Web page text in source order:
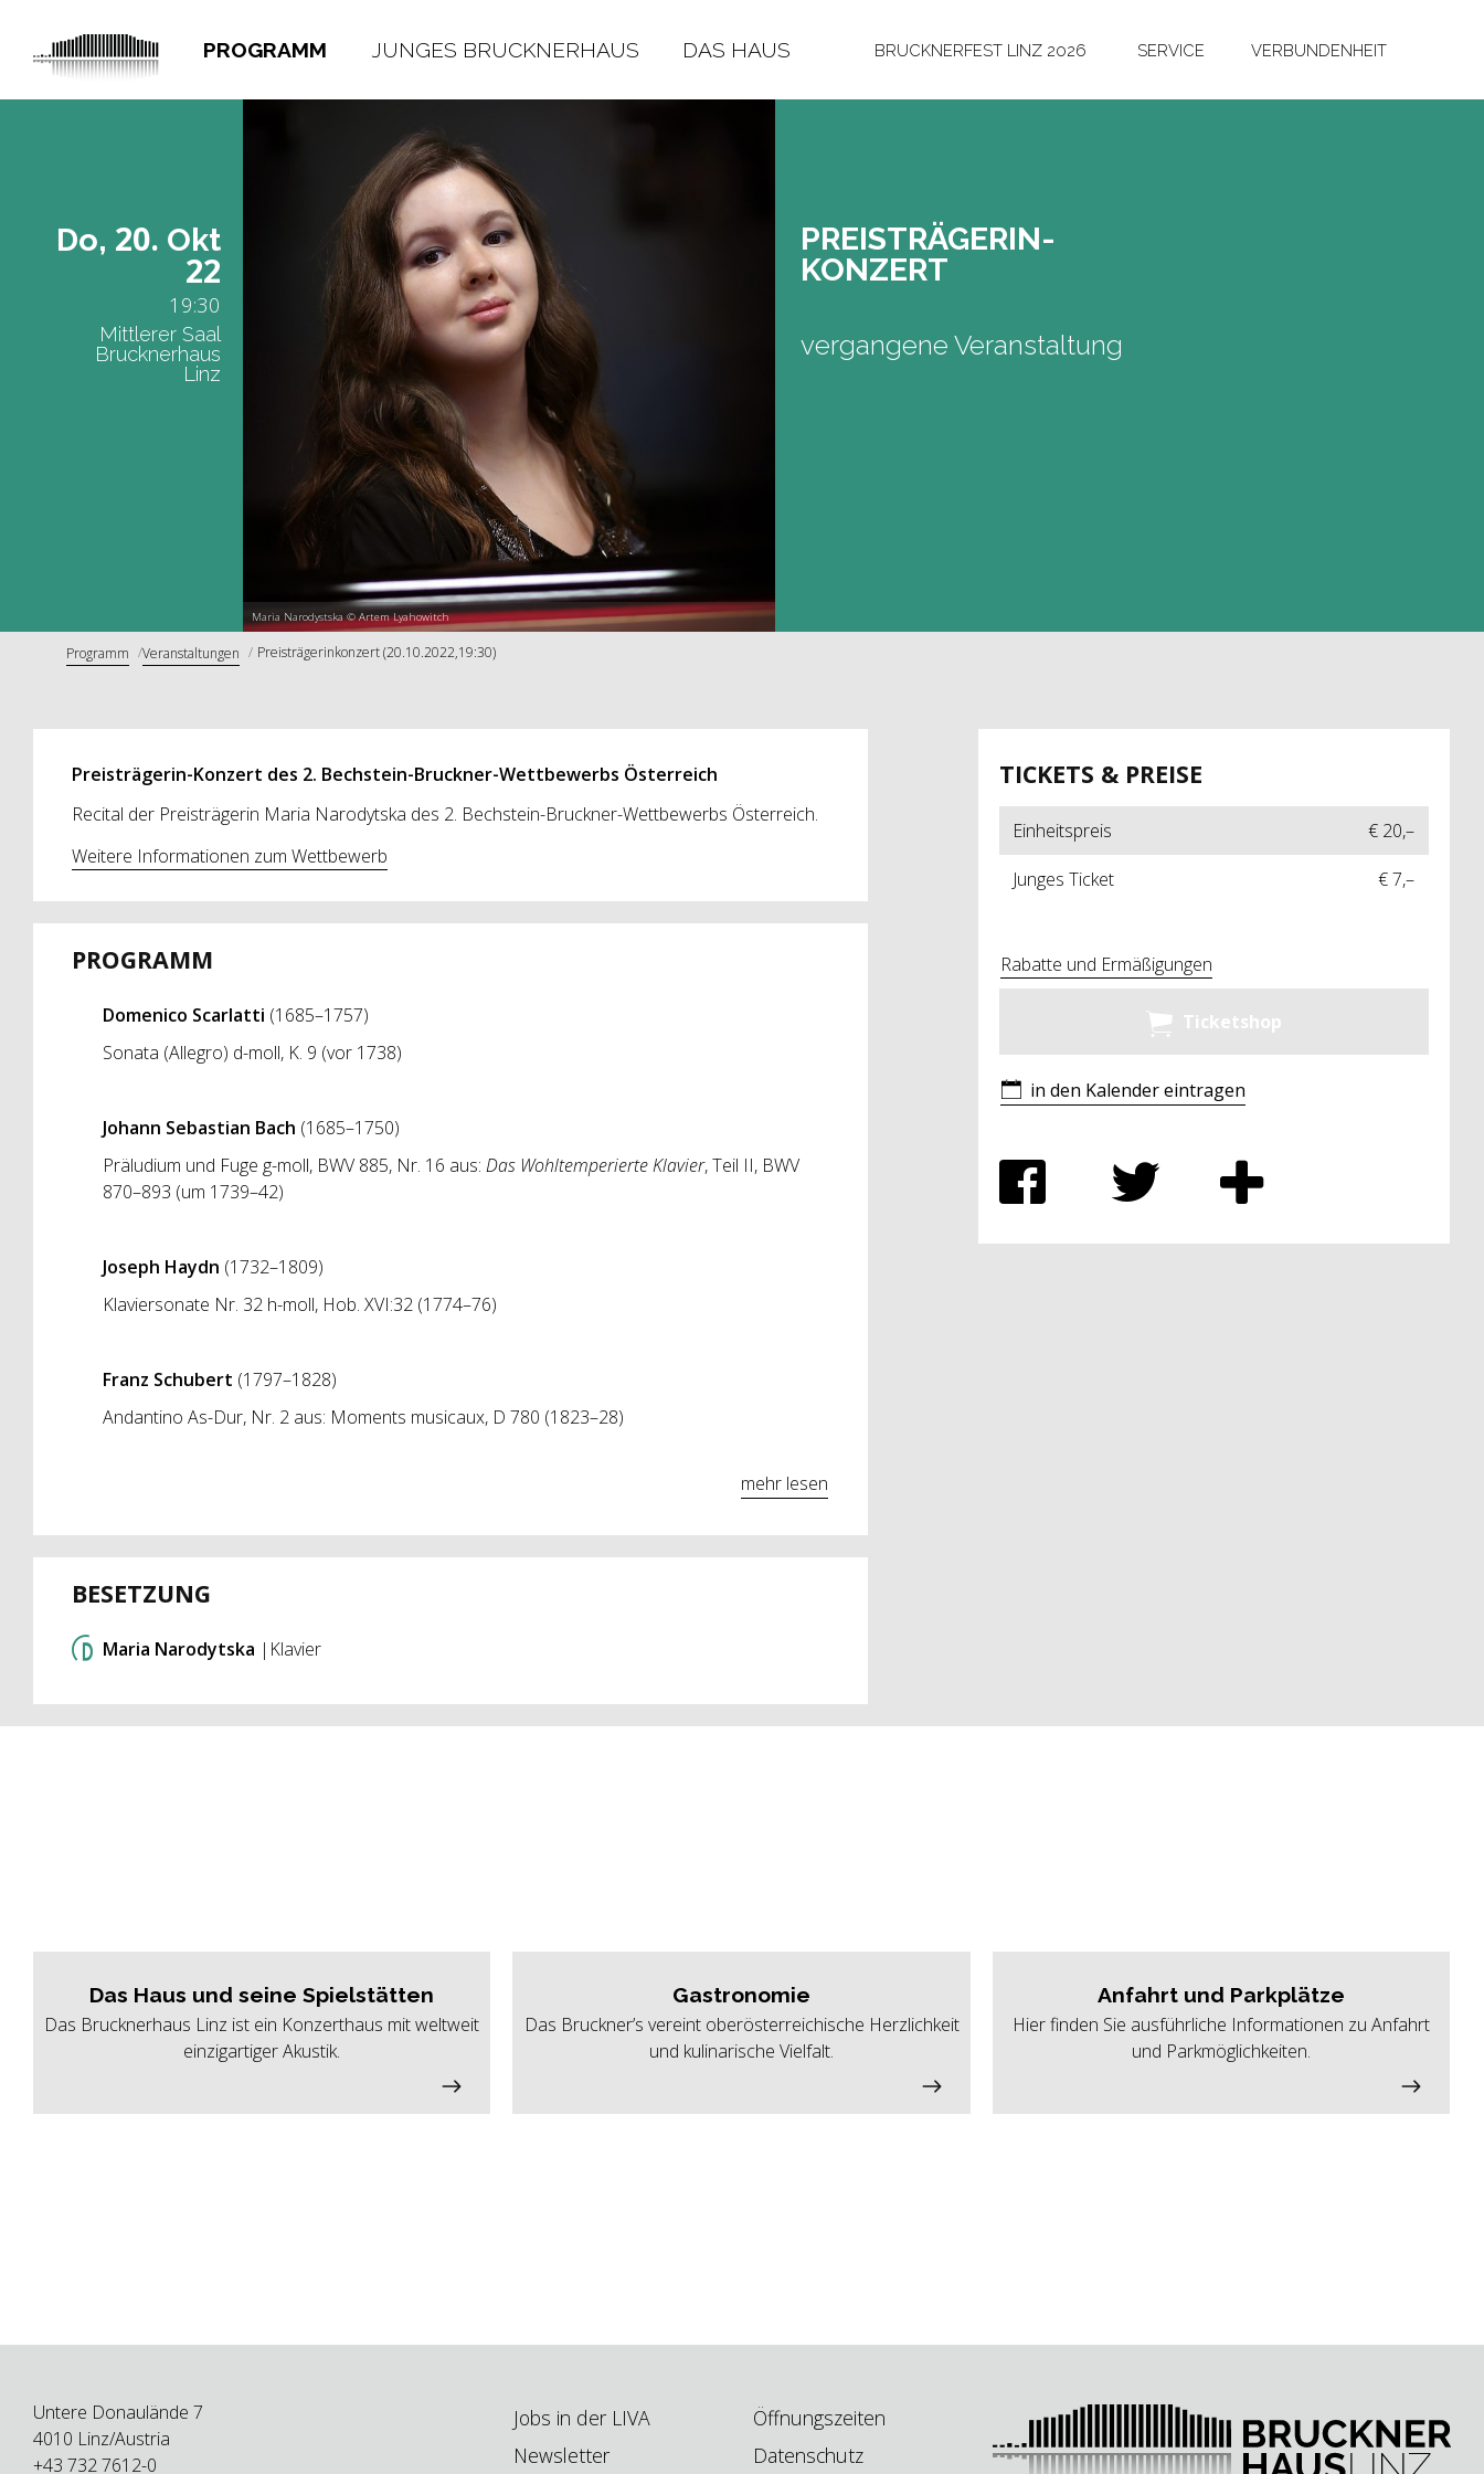
PROGRAMM JUNGES BRUCKNERHAUS DAS HAUS BRUCKNERFEST LINZ 2026 SERVICE VERBUNDENHEIT
Maria Narodystska © Artem Lyahowitch
Do, 20. Okt
22
19:30
Mittlerer Saal
Brucknerhaus
Linz
PREIS­TRÄ­GE­RIN-
KON­ZERT
vergangene Veranstaltung
Programm Veranstaltungen Preisträgerinkonzert (20.10.2022,19:30)
Preisträgerin-Konzert des 2. Bechstein-Bruckner-Wettbewerbs Österreich
Recital der Preisträgerin Maria Narodytska des 2. Bechstein-Bruckner-Wettbewerbs Österreich.
Weitere Informationen zum Wettbewerb
PROGRAMM
Domenico Scarlatti (1685–1757)
Sonata (Allegro) d-moll, K. 9 (vor 1738)
Johann Sebastian Bach (1685–1750)
Präludium und Fuge g-moll, BWV 885, Nr. 16 aus: Das Wohltemperierte Klavier, Teil II, BWV
870–893 (um 1739–42)
Joseph Haydn (1732–1809)
Klaviersonate Nr. 32 h-moll, Hob. XVI:32 (1774–76)
Franz Schubert (1797–1828)
Andantino As-Dur, Nr. 2 aus: Moments musicaux, D 780 (1823–28)
mehr lesen
BESETZUNG
Maria Narodytska |Klavier
TICKETS & PREISE
Einheitspreis
€ 20,–
Junges Ticket
€ 7,–
Rabatte und Ermäßigungen
Ticketshop
in den Kalender eintragen
Das Haus und seine Spielstätten
Das Brucknerhaus Linz ist ein Konzerthaus mit weltweit
einzigartiger Akustik.
Gastronomie
Das Bruckner’s vereint oberösterreichische Herzlichkeit
und kulinarische Vielfalt.
Anfahrt und Parkplätze
Hier finden Sie ausführliche Informationen zu Anfahrt
und Parkmöglichkeiten.
Untere Donaulände 7
4010 Linz/Austria
+43 732 7612-0
Jobs in der LIVA
Newsletter
Öffnungszeiten
Datenschutz